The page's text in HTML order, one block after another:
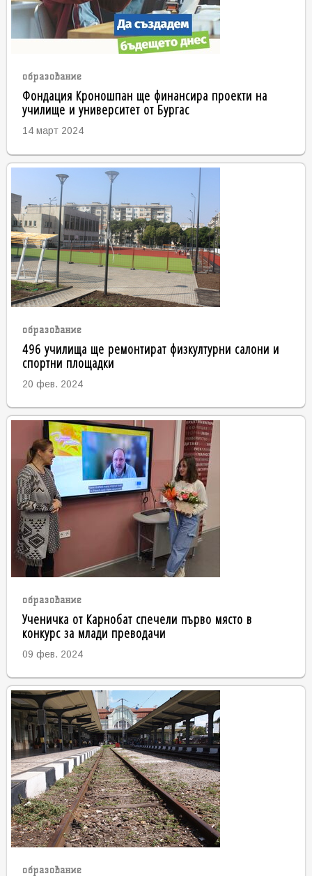
образование
Фондация Кроношпан ще финансира проекти на
училище и университет от Бургас
14 март 2024
образование
496 училища ще ремонтират физкултурни салони и
спортни площадки
20 фев. 2024
образование
Ученичка от Карнобат спечели първо място в
конкурс за млади преводачи
09 фев. 2024
образование